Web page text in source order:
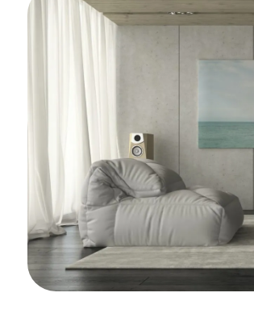
מקום של מקצוענים על לב טוב ורצון אדיר
לתת מענה לכל לקוח. אצלם מצאתי את
דב